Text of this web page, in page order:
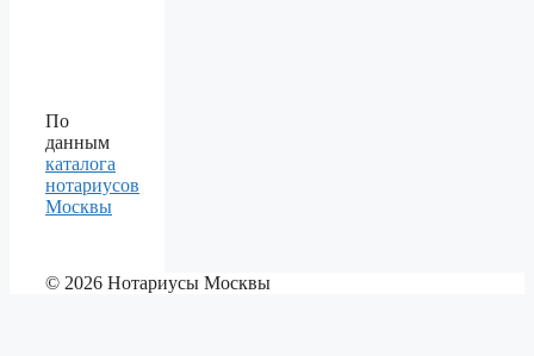
По
данным
каталога
нотариусов
Москвы
© 2026 Нотариусы Москвы